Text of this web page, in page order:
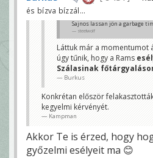
és bízva bízzál...
Sajnos lassan jön a garbage
steelwolf
Láttuk már a momentumot
úgy tűnik, hogy a Rams
Szálasinak
Burkus
Konkrétan először
kegyelmi kérvényét.
Kampman
Akkor Te is érzed, hogy
győzelmi esélyeit ma 😊